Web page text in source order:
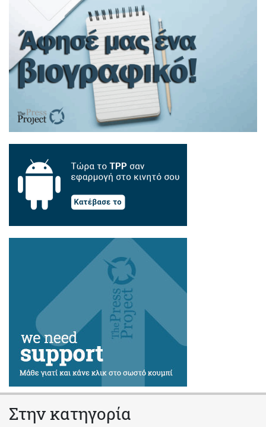
Στην κατηγορία